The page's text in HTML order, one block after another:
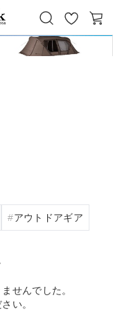
お
気
カ
アウトドアギア
せんでした。
い。